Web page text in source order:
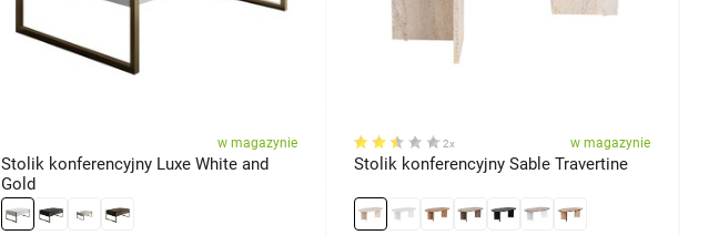
w magazynie
Stolik konferencyjny Luxe White and
Gold
2x w magazynie
Stolik konferencyjny Sable Travertine